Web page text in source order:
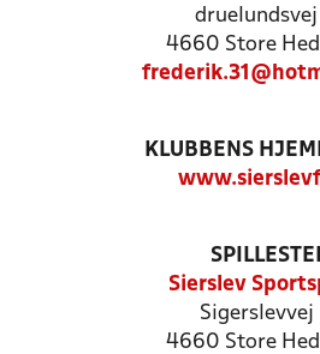
druelundsvej
4660 Store
KLUBBENS
Sierslev
Sigerslevvej
4660 Store